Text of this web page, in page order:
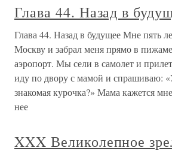
Глава 44. Назад в
Глава 44. Назад в будущее Мне пять
Москву и забрал меня прямо в
аэропорт. Мы сели в самолет и
иду по двору с мамой и спрашиваю:
знакомая курочка?» Мама кажется
нее
XXX Великолепное